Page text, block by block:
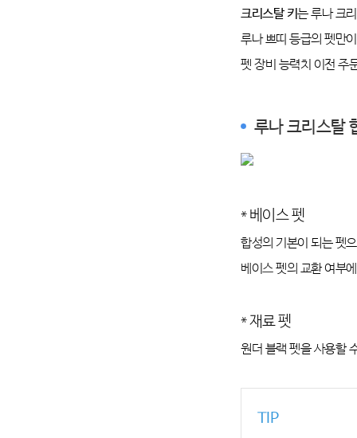
크리스탈 키는 루나 크
루나 쁘띠 등급의 펫만
펫 장비 능력치 이전 주
루나 크리스탈
* 베이스 펫
합성의 기본이 되는 펫
베이스 펫의 교환 여부
* 재료 펫
원더 블랙 펫을 사용할
TIP